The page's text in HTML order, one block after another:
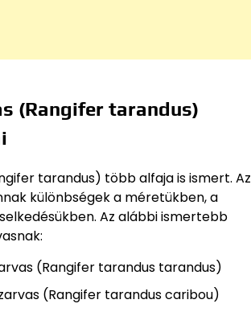
(Rangifer tarandus)
tarandus) több alfaja is ismert. Az
különbségek a méretükben, a
Az alábbi ismertebb
(Rangifer tarandus tarandus)
(Rangifer tarandus caribou)